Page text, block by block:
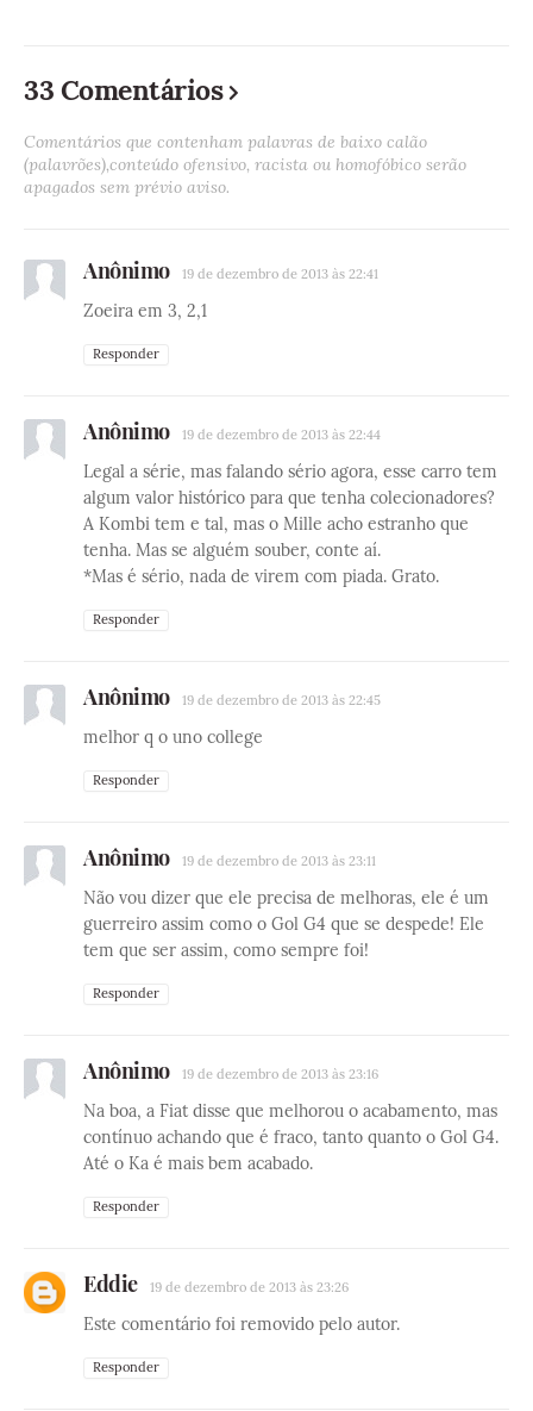
33 Comentários
Comentários que contenham palavras de baixo calão
(palavrões),conteúdo ofensivo, racista ou homofóbico serão
apagados sem prévio aviso.
Anônimo 19 de dezembro de 2013 às 22:41
Zoeira em 3, 2,1
Responder
Anônimo 19 de dezembro de 2013 às 22:44
Legal a série, mas falando sério agora, esse carro tem
algum valor histórico para que tenha colecionadores?
A Kombi tem e tal, mas o Mille acho estranho que
tenha. Mas se alguém souber, conte aí.
*Mas é sério, nada de virem com piada. Grato.
Responder
Anônimo 19 de dezembro de 2013 às 22:45
melhor q o uno college
Responder
Anônimo 19 de dezembro de 2013 às 23:11
Não vou dizer que ele precisa de melhoras, ele é um
guerreiro assim como o Gol G4 que se despede! Ele
tem que ser assim, como sempre foi!
Responder
Anônimo 19 de dezembro de 2013 às 23:16
Na boa, a Fiat disse que melhorou o acabamento, mas
contínuo achando que é fraco, tanto quanto o Gol G4.
Até o Ka é mais bem acabado.
Responder
Eddie 19 de dezembro de 2013 às 23:26
Este comentário foi removido pelo autor.
Responder